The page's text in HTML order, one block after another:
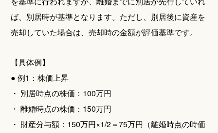
ば、別居時が基準となります。ただし、別居後に資産を
売却していた場合は、売却時の金額が評価基準です。
【具体例】
● 例1：株価上昇
・ 別居時点の株価：100万円
・ 離婚時点の株価：150万円
・ 財産分与額：150万円×1/2＝75万円（離婚時点の時価